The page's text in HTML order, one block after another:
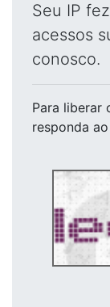
Seu IP
acessos
conosco.
Para liberar
responda